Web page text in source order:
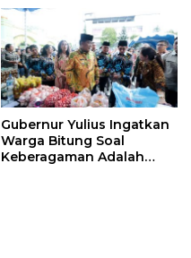
Gubernur Yulius Ingatkan
Warga Bitung Soal
Keberagaman Adalah